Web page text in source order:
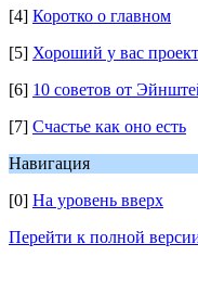
[4] Коротко о главном
[5] Хороший у вас проект
[6] 10 советов от
[7] Счастье как оно есть
Навигация
[0] На уровень вверх
Перейти к полной